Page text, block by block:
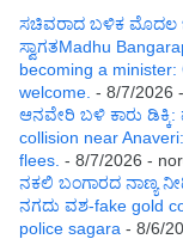
ಸಚಿವರಾದ ಬಳಿಕ ಮೊದಲ
ಸ್ವಾಗತMadhu
becoming a minister:
welcome. - 8/7/2026
ಆನವೇರಿ ಬಳಿ ಕಾರು
collision near
flees. - 8/7/2026 -
ನಕಲಿ ಬಂಗಾರದ ನಾಣ್ಯ
ನಗದು ವಶ-fake gold
police sagara - 8/6/